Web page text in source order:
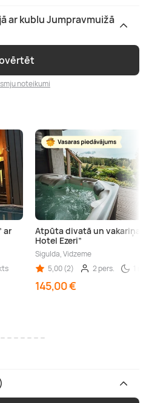
ar kublu Jumpravmuižā
noteikumi
ar
Atpūta divatā un vakariņas
Hotel Ezeri”
Sigulda, Vidzeme
5,00 (2)
2 pers.
145,00 €